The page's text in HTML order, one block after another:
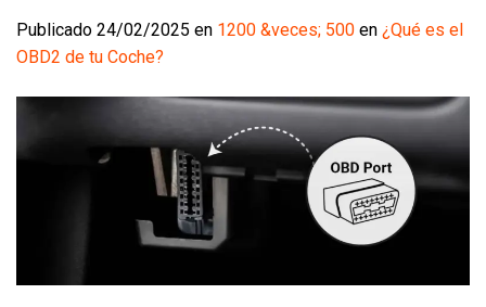
Publicado 24/02/2025 en 1200 &veces; 500 en ¿Qué es el
OBD2 de tu Coche?